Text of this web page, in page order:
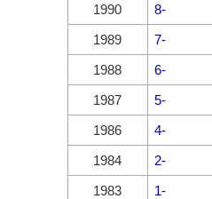
1990
8-
1989
7-
1988
6-
1987
5-
1986
4-
1984
2-
1983
1-